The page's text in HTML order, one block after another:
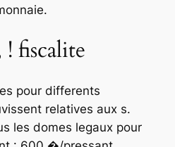
fiscalite
pour differents
relatives aux s.
les domes legaux pour